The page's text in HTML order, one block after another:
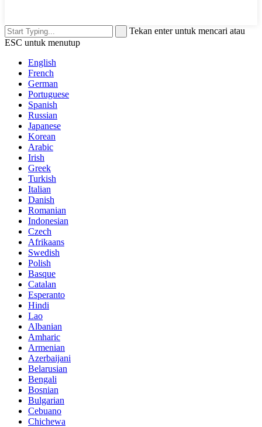
Tekan enter untuk mencari atau
ESC untuk menutup
English
French
German
Portuguese
Spanish
Russian
Japanese
Korean
Arabic
Irish
Greek
Turkish
Italian
Danish
Romanian
Indonesian
Czech
Afrikaans
Swedish
Polish
Basque
Catalan
Esperanto
Hindi
Lao
Albanian
Amharic
Armenian
Azerbaijani
Belarusian
Bengali
Bosnian
Bulgarian
Cebuano
Chichewa